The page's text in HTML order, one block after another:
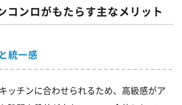
コンロがもたらす主なメリット
統一感
ッチンに合わせられるため、高級感がア